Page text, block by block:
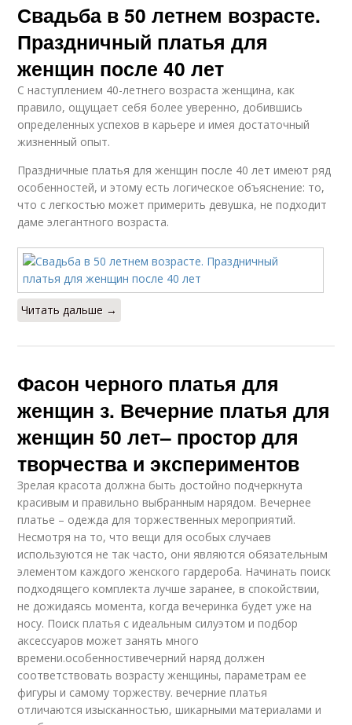
Свадьба в 50 летнем возрасте.
Праздничный платья для
женщин после 40 лет
С наступлением 40-летнего возраста женщина, как
правило, ощущает себя более уверенно, добившись
определенных успехов в карьере и имея достаточный
жизненный опыт.
Праздничные платья для женщин после 40 лет имеют ряд
особенностей, и этому есть логическое объяснение: то,
что с легкостью может примерить девушка, не подходит
даме элегантного возраста.
Читать дальше →
Фасон черного платья для
женщин з. Вечерние платья для
женщин 50 лет– простор для
творчества и экспериментов
Зрелая красота должна быть достойно подчеркнута
красивым и правильно выбранным нарядом. Вечернее
платье – одежда для торжественных мероприятий.
Несмотря на то, что вещи для особых случаев
используются не так часто, они являются обязательным
элементом каждого женского гардероба. Начинать поиск
подходящего комплекта лучше заранее, в спокойствии,
не дожидаясь момента, когда вечеринка будет уже на
носу. Поиск платья с идеальным силуэтом и подбор
аксессуаров может занять много
времени.особенностивечерний наряд должен
соответствовать возрасту женщины, параметрам ее
фигуры и самому торжеству. вечерние платья
отличаются изысканностью, шикарными материалами и